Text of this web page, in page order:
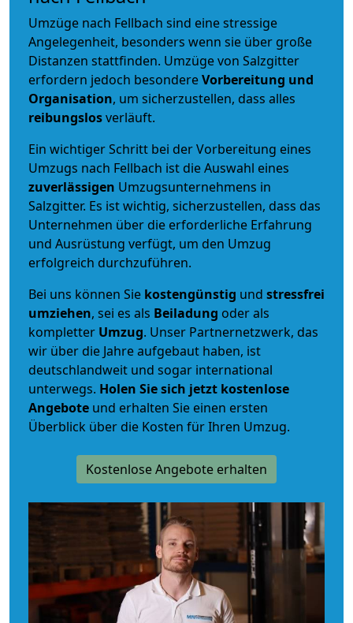
Umzüge nach Fellbach sind eine stressige
Angelegenheit, besonders wenn sie über große
Distanzen stattfinden. Umzüge von Salzgitter
erfordern jedoch besondereVorbereitung und
Organisation, um sicherzustellen, dass alles
reibungslosverläuft.
Ein wichtiger Schritt bei der Vorbereitung eines
Umzugs nach Fellbach ist die Auswahl eines
zuverlässigen Umzugsunternehmens in
Salzgitter. Es ist wichtig, sicherzustellen, dass das
Unternehmen über die erforderliche Erfahrung
und Ausrüstung verfügt, um den Umzug
erfolgreich durchzuführen.
Bei uns können Sie kostengünstig und stressfrei
umziehen, sei es als Beiladung oder als
kompletter Umzug. Unser Partnernetzwerk, das
wir über die Jahre aufgebaut haben, ist
deutschlandweit und sogar international
unterwegs. Holen Sie sich jetzt kostenlose
Angebote und erhalten Sie einen ersten
Überblick über die Kosten für Ihren Umzug.
Kostenlose Angebote erhalten